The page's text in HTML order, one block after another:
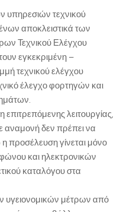
υπηρεσιών τεχνικού
αποκλειστικά των
Τεχνικού Ελέγχου
εγκεκριμένη –
τεχνικού ελέγχου
έλεγχο φορτηγών και
επιτρεπόμενης λειτουργίας,
αναμονή δεν πρέπει να
προσέλευση γίνεται μόνο
και ηλεκτρονικών
καταλόγου στα
υγειονομικών μέτρων από